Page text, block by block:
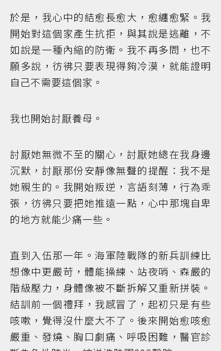
於是，我心中的結愈長愈大，愈纏愈緊。我
開始對這個家產生抗拒，與其說是逃離，不
如說是一種內縮的防衛。我不再多問，也不
願多說，彷彿只要表現得夠冷漠，就能證明
自己不需要這個家。
我也開始討厭養母。
討厭她無微不至的關心，討厭她總在我身邊
沉默，討厭那份安靜像無聲的提醒：我不是
她親生的。我開始叛逆，言語刻薄，行為乖
張，彷彿只要把她推遠一點，心中那塊自卑
的地方就能少痛一些。
直到入伍那一年。海軍陸戰隊的新兵訓練比
想像中更嚴苛，體能操練、站夜哨、森嚴的
階級壓力，身體像被不斷拆解又重新拼裝。
結訓前一個禮拜，我感冒了，起初只是有些
咳嗽，覺得沒什麼大不了。後來開始愈咳愈
嚴重、發燒、胸口劇痛、呼吸困難，醫官診